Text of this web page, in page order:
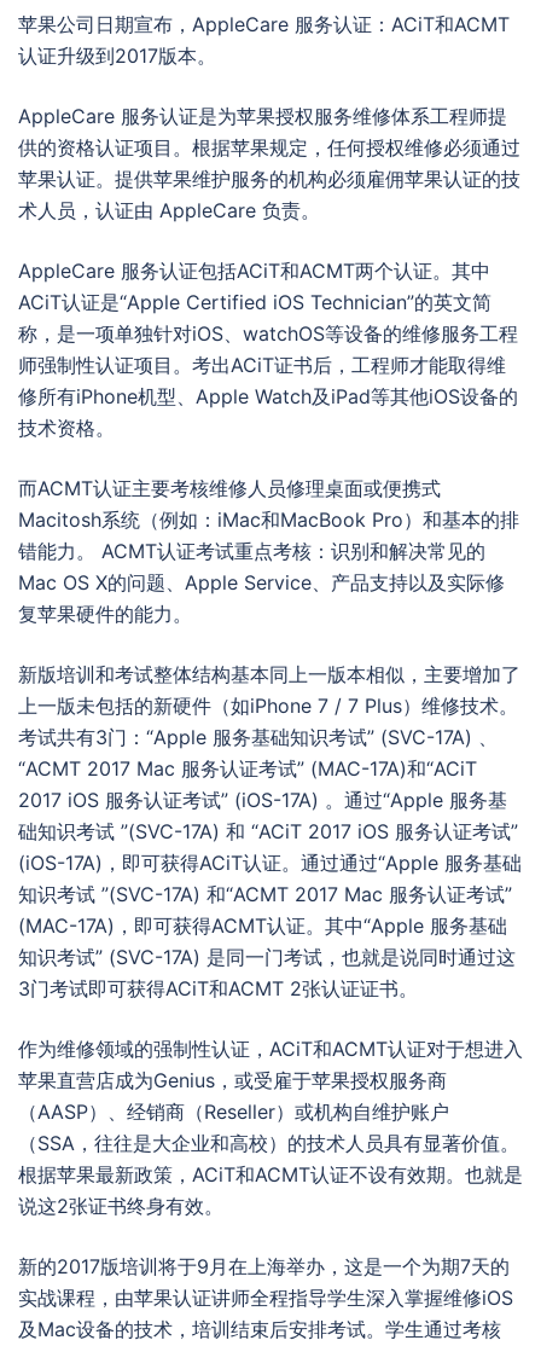
苹果公司日期宣布，AppleCare 服务认证：ACiT和ACMT
认证升级到2017版本。
AppleCare 服务认证是为苹果授权服务维修体系工程师提
供的资格认证项目。根据苹果规定，任何授权维修必须通过
苹果认证。提供苹果维护服务的机构必须雇佣苹果认证的技
术人员，认证由 AppleCare 负责。
AppleCare 服务认证包括ACiT和ACMT两个认证。其中
ACiT认证是“Apple Certified iOS Technician”的英文简
称，是一项单独针对iOS、watchOS等设备的维修服务工程
师强制性认证项目。考出ACiT证书后，工程师才能取得维
修所有iPhone机型、Apple Watch及iPad等其他iOS设备的
技术资格。
而ACMT认证主要考核维修人员修理桌面或便携式
Macitosh系统（例如：iMac和MacBook Pro）和基本的排
错能力。 ACMT认证考试重点考核：识别和解决常见的
Mac OS X的问题、Apple Service、产品支持以及实际修
复苹果硬件的能力。
新版培训和考试整体结构基本同上一版本相似，主要增加了
上一版未包括的新硬件（如iPhone 7 / 7 Plus）维修技术。
考试共有3门：“Apple 服务基础知识考试” (SVC-17A) 、
“ACMT 2017 Mac 服务认证考试” (MAC-17A)和“ACiT
2017 iOS 服务认证考试” (iOS-17A) 。通过“Apple 服务基
础知识考试 ”(SVC-17A) 和 “ACiT 2017 iOS 服务认证考试”
(iOS-17A)，即可获得ACiT认证。通过通过“Apple 服务基础
知识考试 ”(SVC-17A) 和“ACMT 2017 Mac 服务认证考试”
(MAC-17A)，即可获得ACMT认证。其中“Apple 服务基础
知识考试” (SVC-17A) 是同一门考试，也就是说同时通过这
3门考试即可获得ACiT和ACMT 2张认证证书。
作为维修领域的强制性认证，ACiT和ACMT认证对于想进入
苹果直营店成为Genius，或受雇于苹果授权服务商
（AASP）、经销商（Reseller）或机构自维护账户
（SSA，往往是大企业和高校）的技术人员具有显著价值。
根据苹果最新政策，ACiT和ACMT认证不设有效期。也就是
说这2张证书终身有效。
新的2017版培训将于9月在上海举办，这是一个为期7天的
实战课程，由苹果认证讲师全程指导学生深入掌握维修iOS
及Mac设备的技术，培训结束后安排考试。学生通过考核